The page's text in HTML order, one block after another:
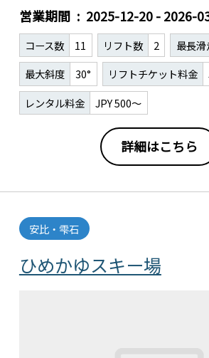
営業期間 2025-12-20 - 2026-
コース数 11 リフト数 2 最長
最大斜度
30° リフトチケット料金
レンタル料金
JPY 500～
詳細はこちら
ひめかゆスキー場
安比・雫石